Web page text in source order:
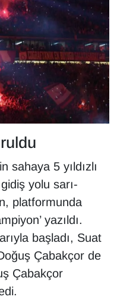
sahaya 5 yıldızlı
yolu sarı-
platformunda
yazıldı.
başladı, Suat
Çabakçor de
Çabakçor